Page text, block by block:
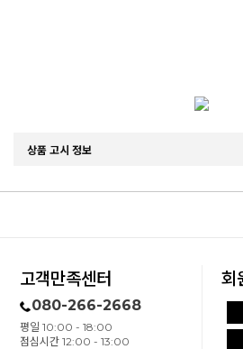
상품 고시 정보
고객만족센터
080-266-2668
평일 10:00 - 18:00
점심시간 12:00 - 13:00
회